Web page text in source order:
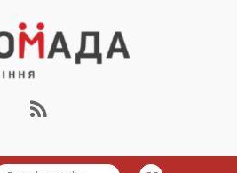
Приірпіння